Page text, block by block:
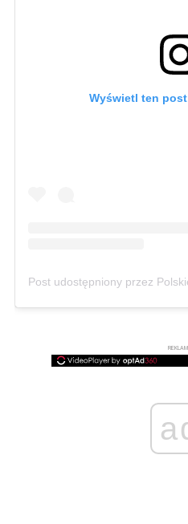
Wyświetl ten